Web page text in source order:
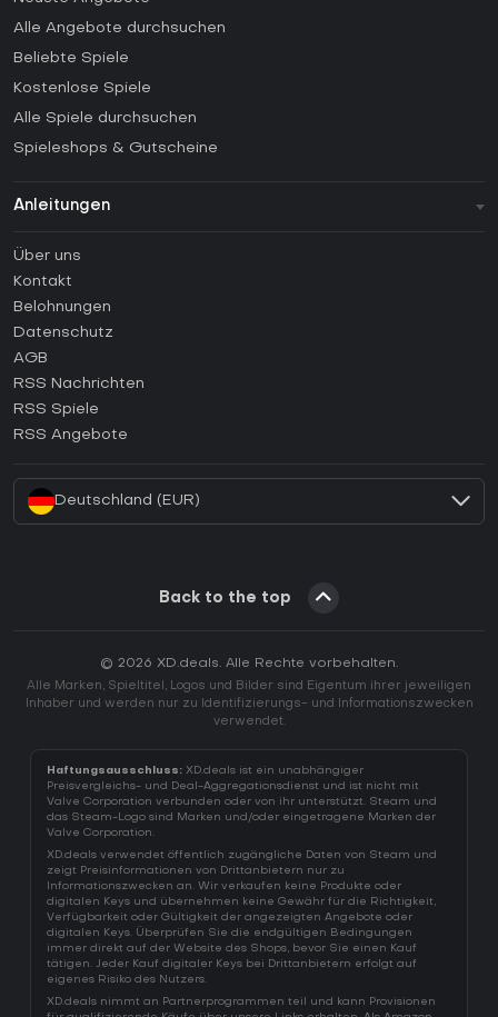
Alle Angebote durchsuchen
Beliebte Spiele
Kostenlose Spiele
Alle Spiele durchsuchen
Spieleshops & Gutscheine
Anleitungen
Anleitungen
Wie aktiviert man einen Steam CD Key?
Wie aktiviert man einen Epic Games CD Key?
Wie aktiviert man einen GOG CD Key?
Wie aktiviert man einen Ubisoft Connect CD Key?
Wie aktiviert man einen EA App CD Key?
Über uns
Kontakt
Belohnungen
Datenschutz
AGB
RSS Nachrichten
RSS Spiele
RSS Angebote
Deutschland (EUR)
Back to the top
© 2026 XD.deals. Alle Rechte vorbehalten.
Alle Marken, Spieltitel, Logos und Bilder sind Eigentum ihrer jeweiligen
Inhaber und werden nur zu Identifizierungs- und Informationszwecken
verwendet.
Haftungsausschluss: XD.deals ist ein unabhängiger
Preisvergleichs- und Deal-Aggregationsdienst und ist nicht mit
Valve Corporation verbunden oder von ihr unterstützt. Steam und
das Steam-Logo sind Marken und/oder eingetragene Marken der
Valve Corporation.
XD.deals verwendet öffentlich zugängliche Daten von Steam und
zeigt Preisinformationen von Drittanbietern nur zu
Informationszwecken an. Wir verkaufen keine Produkte oder
digitalen Keys und übernehmen keine Gewähr für die Richtigkeit,
Verfügbarkeit oder Gültigkeit der angezeigten Angebote oder
digitalen Keys. Überprüfen Sie die endgültigen Bedingungen
immer direkt auf der Website des Shops, bevor Sie einen Kauf
tätigen. Jeder Kauf digitaler Keys bei Drittanbietern erfolgt auf
eigenes Risiko des Nutzers.
XD.deals nimmt an Partnerprogrammen teil und kann Provisionen